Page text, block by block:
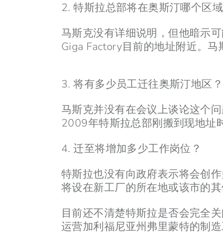
2. 特斯拉总部将在奥斯汀哪个区
马斯克没有详细说明，但他暗示
Giga Factory目前的地址附近。马
3. 将有多少员工迁往奥斯汀地区？
马斯克并没有在会议上谈论这个
2009年特斯拉总部刚搬到现地址
4. 迁至将增加多少工作岗位？
特斯拉也没有向政府表示将会创
将设在新工厂的所在地或该市的其
目前还不清楚特斯拉是否会完全
运营加利福尼亚州弗里蒙特的制